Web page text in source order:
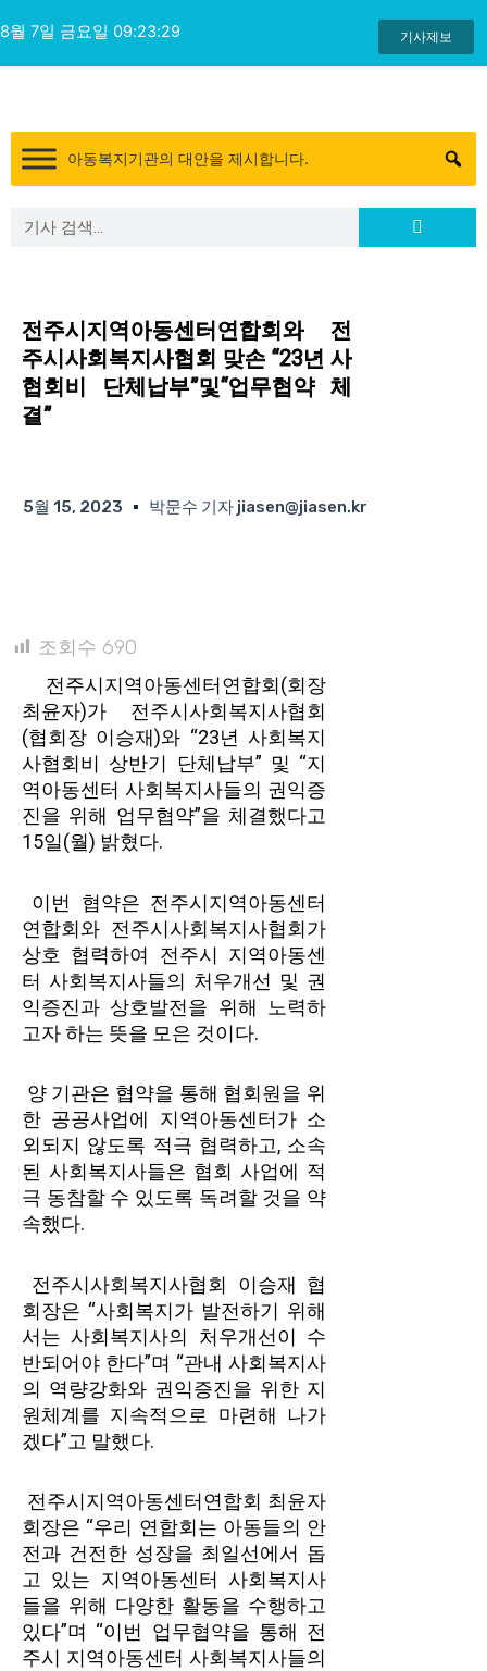
텐
츠
8월 7일 금요일 09:23:29 기사제보
아동복지기관의 대안을 제시합니다.
Search Search
전주시지역아동센터연합회와 전
주시사회복지사협회 맞손 “23년 사
협회비 단체납부”및“업무협약 체
결”
5월 15, 2023 박문수 기자 jiasen@jiasen.kr
조회수 690
전주시지역아동센터연합회(회장
최윤자)가 전주시사회복지사협회
(협회장 이승재)와 “23년 사회복지
사협회비 상반기 단체납부” 및 “지
역아동센터 사회복지사들의 권익증
진을 위해 업무협약”을 체결했다고
15일(월) 밝혔다.
이번 협약은 전주시지역아동센터
연합회와 전주시사회복지사협회가
상호 협력하여 전주시 지역아동센
터 사회복지사들의 처우개선 및 권
익증진과 상호발전을 위해 노력하
고자 하는 뜻을 모은 것이다.
양 기관은 협약을 통해 협회원을 위
한 공공사업에 지역아동센터가 소
외되지 않도록 적극 협력하고, 소속
된 사회복지사들은 협회 사업에 적
극 동참할 수 있도록 독려할 것을 약
속했다.
전주시사회복지사협회 이승재 협
회장은 “사회복지가 발전하기 위해
서는 사회복지사의 처우개선이 수
반되어야 한다”며 “관내 사회복지사
의 역량강화와 권익증진을 위한 지
원체계를 지속적으로 마련해 나가
겠다”고 말했다.
전주시지역아동센터연합회 최윤자
회장은 “우리 연합회는 아동들의 안
전과 건전한 성장을 최일선에서 돕
고 있는 지역아동센터 사회복지사
들을 위해 다양한 활동을 수행하고
있다”며 “이번 업무협약을 통해 전
주시 지역아동센터 사회복지사들의